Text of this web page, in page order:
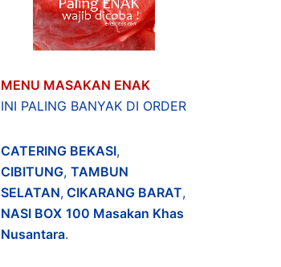
MENU MASAKAN ENAK
INI PALING BANYAK DI ORDER
CATERING BEKASI,
CIBITUNG, TAMBUN
SELATAN,CIKARANG BARAT,
NASI BOX 100 Masakan Khas
Nusantara.